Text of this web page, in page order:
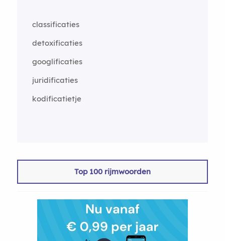
classificaties
detoxificaties
googlificaties
juridificaties
kodificatietje
Top 100 rijmwoorden